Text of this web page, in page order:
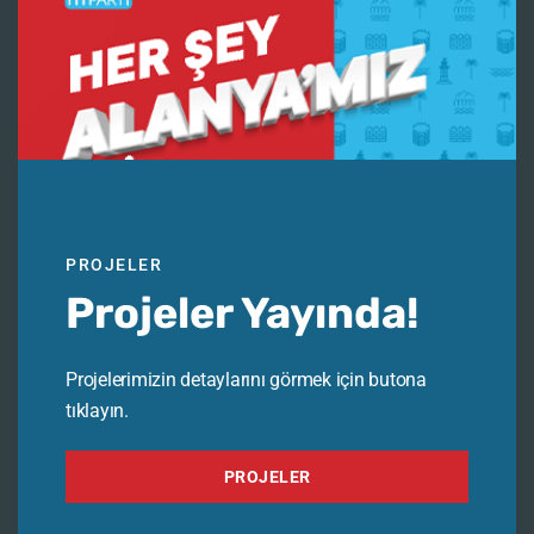
PROJELER
Projeler Yayında!
Projelerimizin detaylarını görmek için butona
tıklayın.
PROJELER